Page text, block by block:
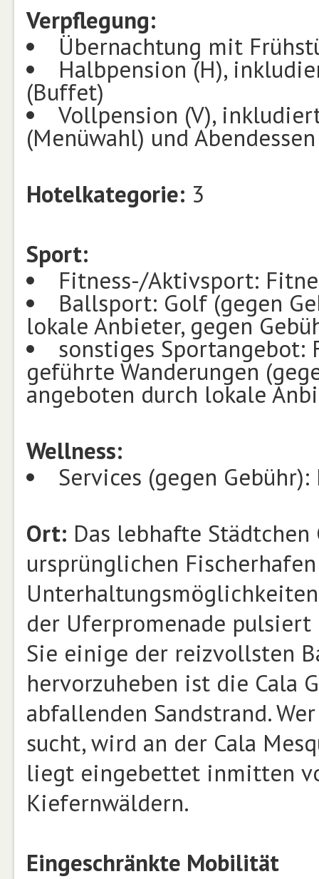
Verpflegung:
Übernachtung mit
Halbpension (H),
(Buffet)
Vollpension (V),
(Menüwahl) und
Hotelkategorie: 3
Sport:
Fitness-/Aktivsport:
Ballsport: Golf (gegen
lokale Anbieter, gegen
sonstiges Sportangebot:
geführte Wanderungen
angeboten durch lokale
Wellness:
Services (gegen Gebühr):
Ort: Das lebhafte
ursprünglichen
der Uferpromenade pulsiert
Sie einige der reizvollsten
hervorzuheben ist die Cala
abfallenden Sandstrand.
sucht, wird an der Cala
liegt eingebettet inmitten
Kiefernwäldern.
Eingeschränkte Mobilität